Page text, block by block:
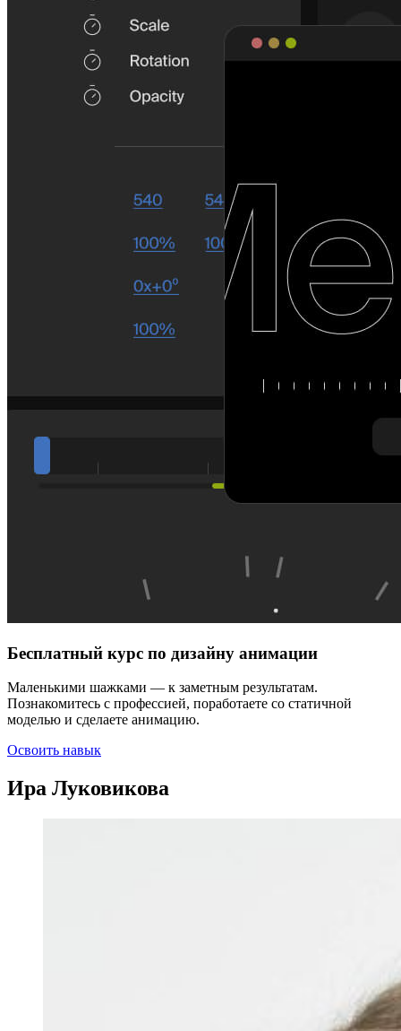
Бесплатный курс по дизайну анимации
Маленькими шажками — к заметным результатам.
Познакомитесь с профессией, поработаете со статичной
моделью и сделаете анимацию.
Освоить навык
Ира Луковикова